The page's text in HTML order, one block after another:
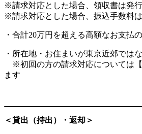
※請求対応とした場合、領収書は発
※請求対応とした場合、振込手数料
・合計20万円を超える高額なお支払
・所在地・お住まいが東京近郊では
※初回の方の請求対応については【
ます
＜貸出（持出）・返却＞